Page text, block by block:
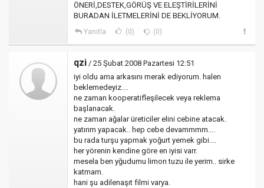
ÖNERİ,DESTEK,GÖRÜŞ VE ELEŞTİRİLERİNİ
BURADAN İLETMELERİNİ DE BEKLİYORUM.
Yanıtla (0) (0)
qzi / 25 Şubat 2008 Pazartesi 12:51
iyi oldu ama arkasını merak ediyorum. halen
beklemedeyiz....
ne zaman kooperatifleşilecek veya reklema
başlanacak.
ne zaman ağalar üreticiler elini cebine atacak.
yatırım yapacak.. hep cebe devammmm....
bu rada turşu yapmak yoğurt yemek gibi....
her yörenin kendine göre en iyisi varr.
mesela ben yğudumu limon tuzu ile yerim.. sirke
katmam.
hani şu adilenaşıt filmi varya.